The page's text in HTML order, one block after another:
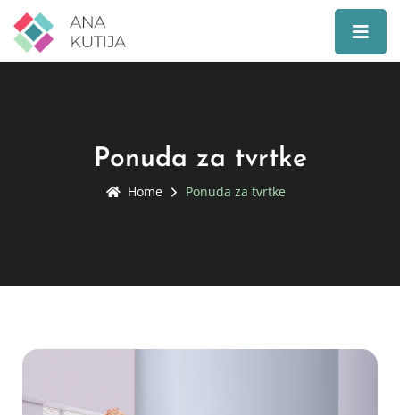
Ponuda za tvrtke
Home Ponuda za tvrtke